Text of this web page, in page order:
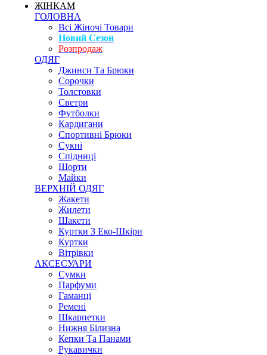
ЖІНКАМ
ГОЛОВНА
Всі Жіночі Товари
Новий Сезон
Розпродаж
ОДЯГ
Джинси Та Брюки
Сорочки
Толстовки
Светри
Футболки
Кардигани
Спортивні Брюки
Сукні
Спідниці
Шорти
Майки
ВЕРХНІЙ ОДЯГ
Жакети
Жилети
Шакети
Куртки З Еко-Шкіри
Куртки
Вітрівки
АКСЕСУАРИ
Сумки
Парфуми
Гаманці
Ремені
Шкарпетки
Нижня Білизна
Кепки Та Панами
Рукавички